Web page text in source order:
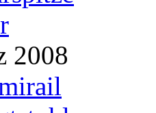
2008